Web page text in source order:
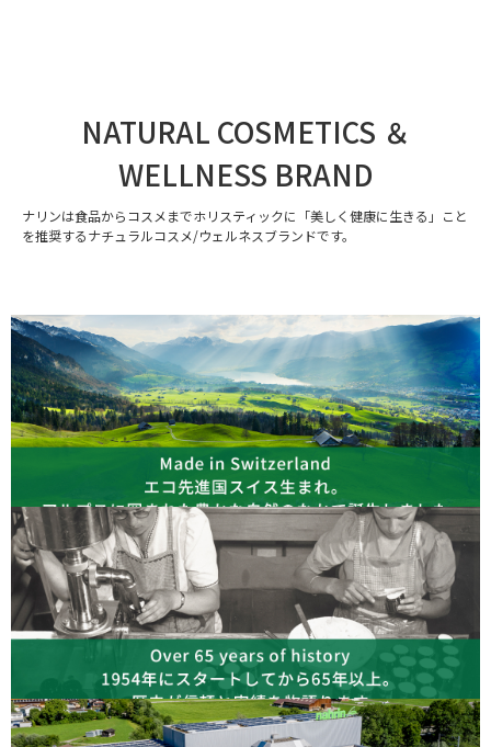
NATURAL COSMETICS ＆
WELLNESS BRAND
ナリンは食品からコスメまでホリスティックに「美しく健康に生きる」こと
を推奨するナチュラルコスメ/ウェルネスブランドです。